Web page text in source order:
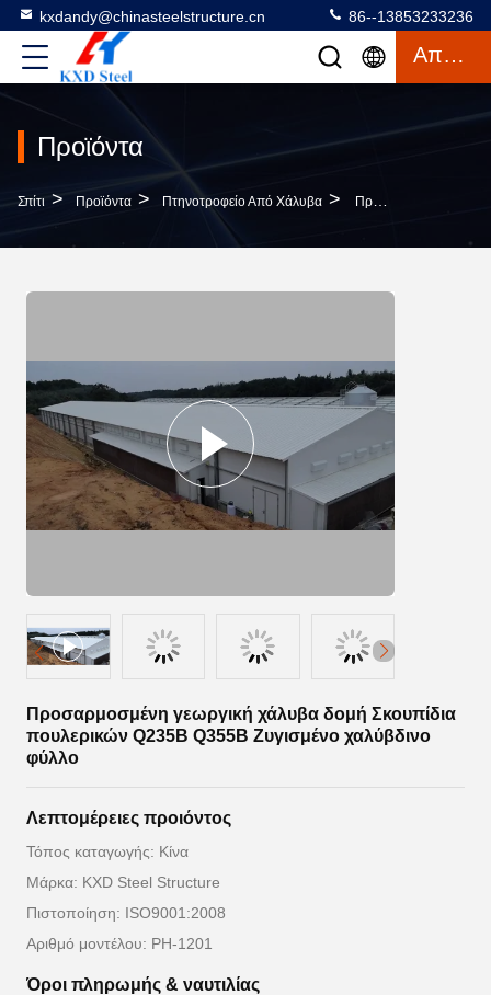
kxdandy@chinasteelstructure.cn 86--13853233236
Απόσπασμα
Προϊόντα
Σπίτι > Προϊόντα > Πτηνοτροφείο Από Χάλυβα > Προσαρμοσμένη Γεωργική Χάλυβα Δομή Σκουπίδια Πουλερικών Q235B Q355B Ζυγισμένο Χαλύβδινο Φύλλο
Προσαρμοσμένη γεωργική χάλυβα δομή Σκουπίδια
πουλερικών Q235B Q355B Ζυγισμένο χαλύβδινο
φύλλο
Λεπτομέρειες προιόντος
Τόπος καταγωγής: Κίνα
Μάρκα: KXD Steel Structure
Πιστοποίηση: ISO9001:2008
Αριθμό μοντέλου: PH-1201
Όροι πληρωμής & ναυτιλίας